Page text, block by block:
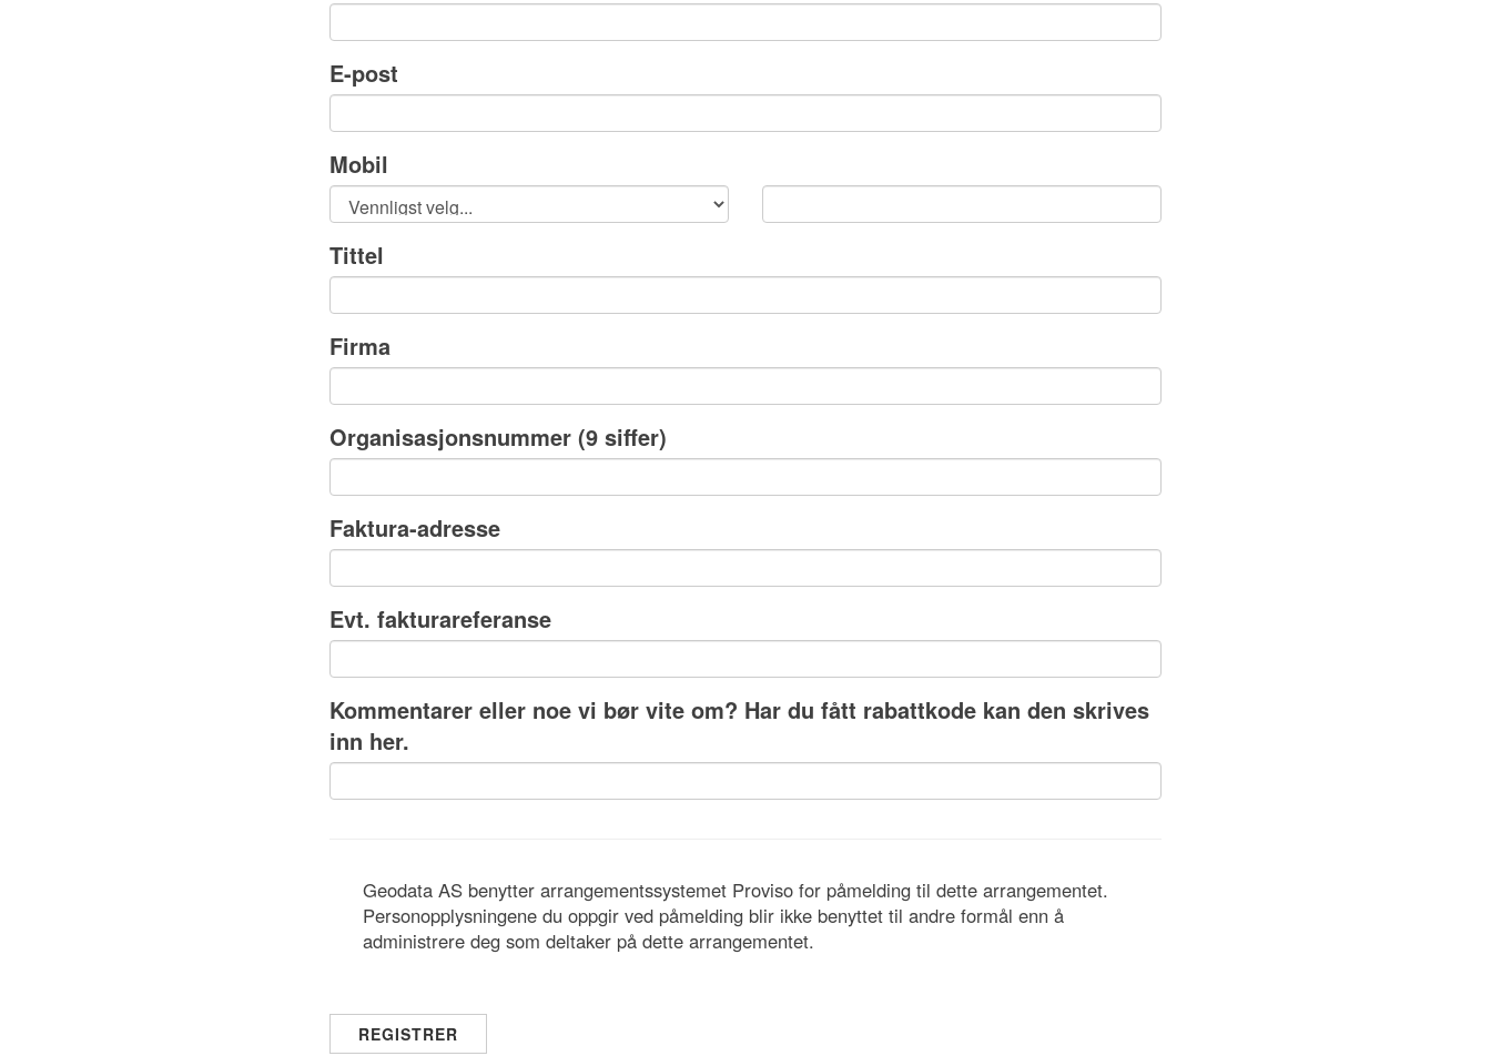
E-post
Mobil
Tittel
Firma
Organisasjonsnummer (9 siffer)
Faktura-adresse
Evt. fakturareferanse
Kommentarer eller noe vi bør vite om? Har du fått rabattkode kan den skrives
inn her.
Geodata AS benytter arrangementssystemet Proviso for påmelding til dette arrangementet.
Personopplysningene du oppgir ved påmelding blir ikke benyttet til andre formål enn å
administrere deg som deltaker på dette arrangementet.
REGISTRER